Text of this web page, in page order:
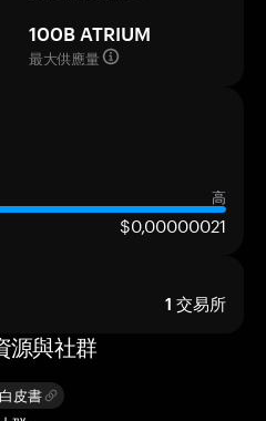
100B ATRIUM
最大供應量
高
$0,00000021
1 交易所
源與社群
皮書